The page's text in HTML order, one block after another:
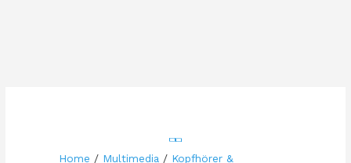
Home / Multimedia / Kopfhörer &